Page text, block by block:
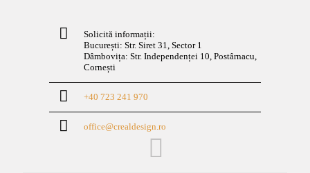
Solicită informații:
București: Str. Siret 31, Sector 1
Dâmbovița: Str. Independenței 10, Postârnacu,
Cornești
+40 723 241 970
office@crealdesign.ro